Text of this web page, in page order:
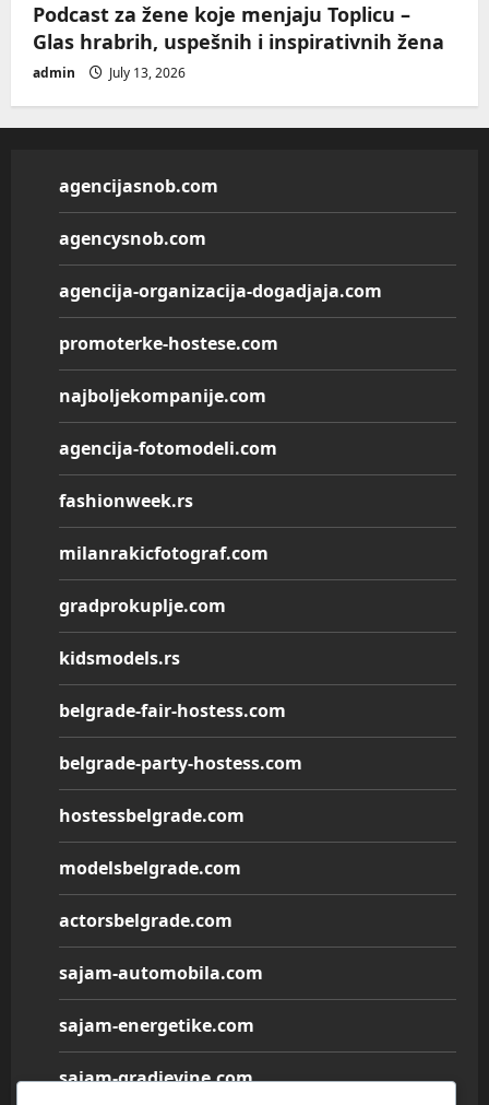
Podcast za žene koje menjaju Toplicu –
Glas hrabrih, uspešnih i inspirativnih žena
admin July 13, 2026
agencijasnob.com
agencysnob.com
agencija-organizacija-dogadjaja.com
promoterke-hostese.com
najboljekompanije.com
agencija-fotomodeli.com
fashionweek.rs
milanrakicfotograf.com
gradprokuplje.com
kidsmodels.rs
belgrade-fair-hostess.com
belgrade-party-hostess.com
hostessbelgrade.com
modelsbelgrade.com
actorsbelgrade.com
sajam-automobila.com
sajam-energetike.com
sajam-gradjevine.com